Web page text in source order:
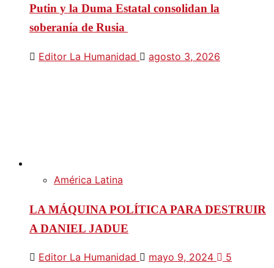
Putin y la Duma Estatal consolidan la
soberanía de Rusia
Editor La Humanidad agosto 3, 2026
América Latina
LA MÁQUINA POLÍTICA PARA DESTRUIR
A DANIEL JADUE
Editor La Humanidad mayo 9, 2024 5